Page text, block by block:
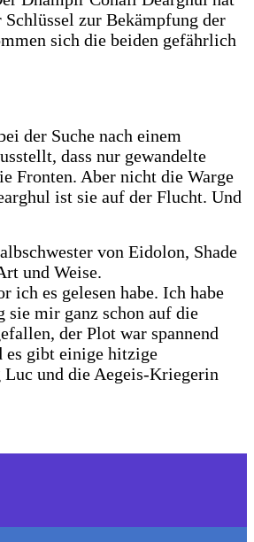
zur Bekämpfung der
sich die beiden gefährlich
der Suche nach einem
dass nur gewandelte
Fronten. Aber nicht die Warge
ist sie auf der Flucht. Und
von Eidolon, Shade
und Weise.
ich es gelesen habe. Ich habe
sie mir ganz schon auf die
der Plot war spannend
es gibt einige hitzige
Luc und die Aegeis-Kriegerin